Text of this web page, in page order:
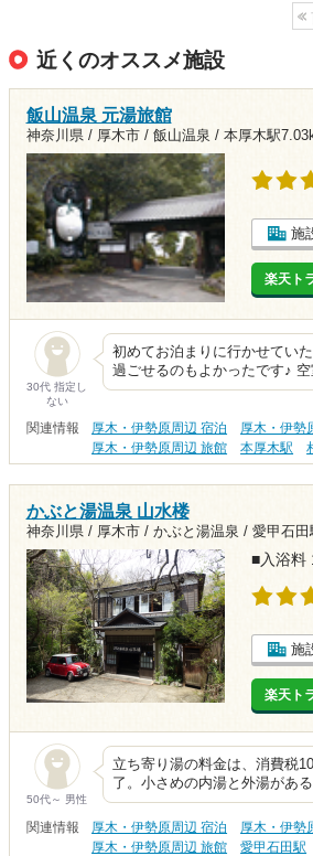
近くのオススメ施設
飯山温泉 元湯旅館
神奈川県 / 厚木市 / 飯山温泉 / 本厚木駅
施
楽天ト
30代 指定し
ない
初めてお泊まりに行かせてい
過ごせるのもよかったです♪
関連情報 厚木・伊勢原周辺 宿泊 厚木・伊勢
厚木・伊勢原周辺 旅館
本厚木駅
かぶと湯温泉 山水楼
神奈川県 / 厚木市 / かぶと湯温泉 / 愛甲石田
■入浴料
施
楽天ト
50代～ 男性
立ち寄り湯の料金は、消費税
了。小さめの内湯と外湯があ
関連情報 厚木・伊勢原周辺 宿泊 厚木・伊勢
厚木・伊勢原周辺 旅館
愛甲石田駅